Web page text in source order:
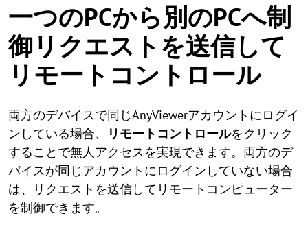
一つのPCから別のPCへ制
御リクエストを送信して
リモートコントロール
両方のデバイスで同じAnyViewerアカウントにログイ
ンしている場合、
リモートコントロールをクリック
することで無人アクセスを実現できます。両方のデ
バイスが同じアカウントにログインしていない場合
は、リクエストを送信してリモートコンピューター
を制御できます。